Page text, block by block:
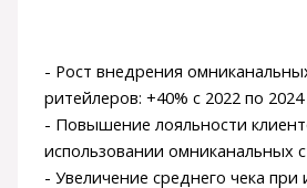
- Рост внедрения
ритейлеров: +40% с 2022 по 2024
- Повышение лояльности
использовании омниканальных
- Увеличение среднего чека при